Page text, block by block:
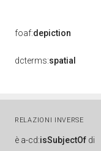
foaf:depiction
dcterms:spatial
RELAZIONI INVERSE
è a-cd:isSubjectOf di